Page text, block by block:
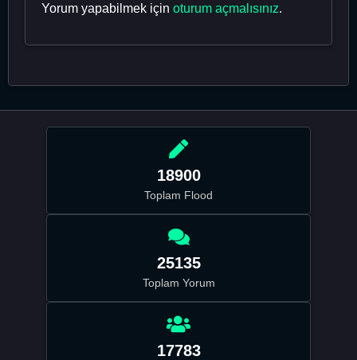
Yorum yapabilmek için oturum açmalısınız.
18900
Toplam Flood
25135
Toplam Yorum
17783